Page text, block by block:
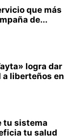
que más
de...
logra dar
liberteños en
tu sistema
tu salud